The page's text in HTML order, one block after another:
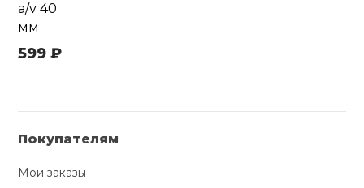
a/v 40
мм
599 ₽
Покупателям
Мои заказы